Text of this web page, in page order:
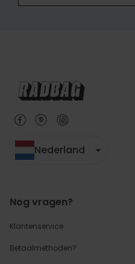
Nederland
Nog vragen?
Klantenservice
Betaalmethoden?